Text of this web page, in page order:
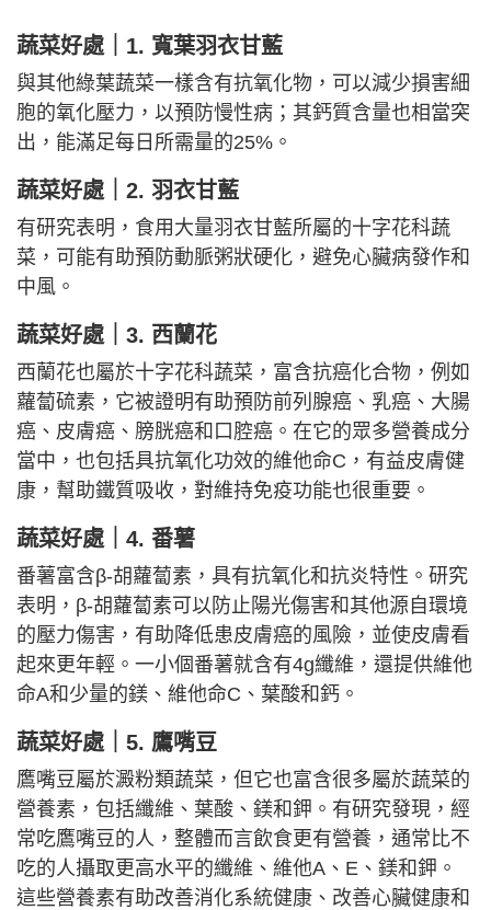
蔬菜好處｜ 1. 寬葉羽衣甘藍
與其他綠葉蔬菜一樣含有抗氧化物，可以減少損害細
胞的氧化壓力，以預防慢性病；其鈣質含量也相當突
出，能滿足每日所需量的25%。
蔬菜好處｜ 2. 羽衣甘藍
有研究表明，食用大量羽衣甘藍所屬的十字花科蔬
菜，可能有助預防動脈粥狀硬化，避免心臟病發作和
中風。
蔬菜好處｜ 3. 西蘭花
西蘭花也屬於十字花科蔬菜，富含抗癌化合物，例如
蘿蔔硫素，它被證明有助預防前列腺癌、乳癌、大腸
癌、皮膚癌、膀胱癌和口腔癌。在它的眾多營養成分
當中，也包括具抗氧化功效的維他命C，有益皮膚健
康，幫助鐵質吸收，對維持免疫功能也很重要。
蔬菜好處｜ 4. 番薯
番薯富含β-胡蘿蔔素，具有抗氧化和抗炎特性。研究
表明，β-胡蘿蔔素可以防止陽光傷害和其他源自環境
的壓力傷害，有助降低患皮膚癌的風險，並使皮膚看
起來更年輕。一小個番薯就含有4g纖維，還提供維他
命A和少量的鎂、維他命C、葉酸和鈣。
蔬菜好處｜ 5. 鷹嘴豆
鷹嘴豆屬於澱粉類蔬菜，但它也富含很多屬於蔬菜的
營養素，包括纖維、葉酸、鎂和鉀。有研究發現，經
常吃鷹嘴豆的人，整體而言飲食更有營養，通常比不
吃的人攝取更高水平的纖維、維他A、E、鎂和鉀。
這些營養素有助改善消化系統健康、改善心臟健康和